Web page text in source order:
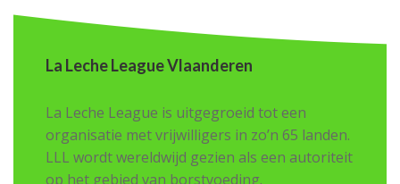
La Leche League Vlaanderen
La Leche League is uitgegroeid tot een
organisatie met vrijwilligers in zo’n 65 landen.
LLL wordt wereldwijd gezien als een autoriteit
op het gebied van borstvoeding.